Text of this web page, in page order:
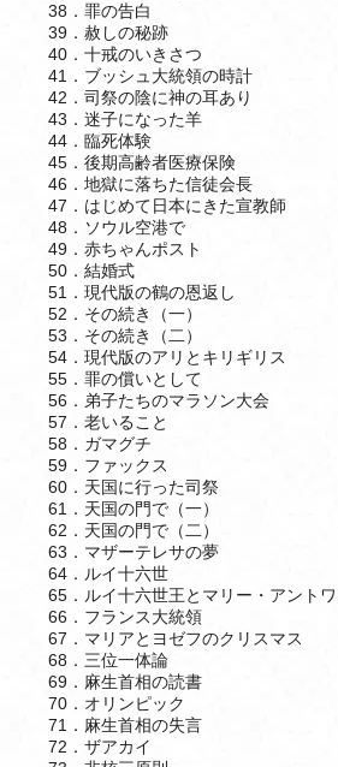
38．罪の告白
39．赦しの秘跡
40．十戒のいきさつ
41．ブッシュ大統領の時計
42．司祭の陰に神の耳あり
43．迷子になった羊
44．臨死体験
45．後期高齢者医療保険
46．地獄に落ちた信徒会長
47．はじめて日本にきた宣教師
48．ソウル空港で
49．赤ちゃんポスト
50．結婚式
51．現代版の鶴の恩返し
52．その続き（一）
53．その続き（二）
54．現代版のアリとキリギリス
55．罪の償いとして
56．弟子たちのマラソン大会
57．老いること
58．ガマグチ
59．ファックス
60．天国に行った司祭
61．天国の門で（一）
62．天国の門で（二）
63．マザーテレサの夢
64．ルイ十六世
65．ルイ十六世王とマリー・アント
66．フランス大統領
67．マリアとヨゼフのクリスマス
68．三位一体論
69．麻生首相の読書
70．オリンピック
71．麻生首相の失言
72．ザアカイ